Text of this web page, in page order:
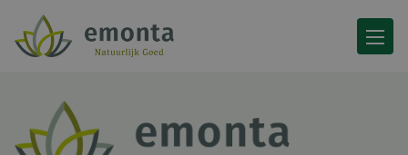
Ga naar de inhoud